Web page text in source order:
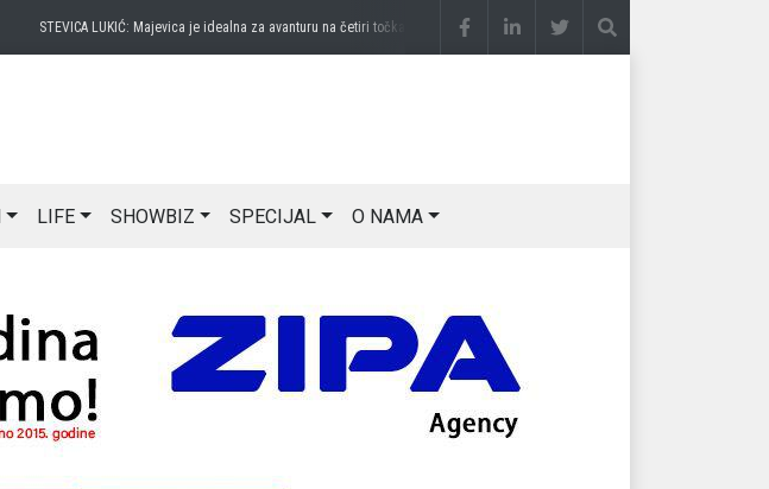
STEVICA LUKIĆ: Majevica je idealna za avanturu na četiri točkaprije 2 sedmice DRAGAN OSTOJIĆ: Moj karakter je
LIFE SHOWBIZ SPECIJAL O NAMA